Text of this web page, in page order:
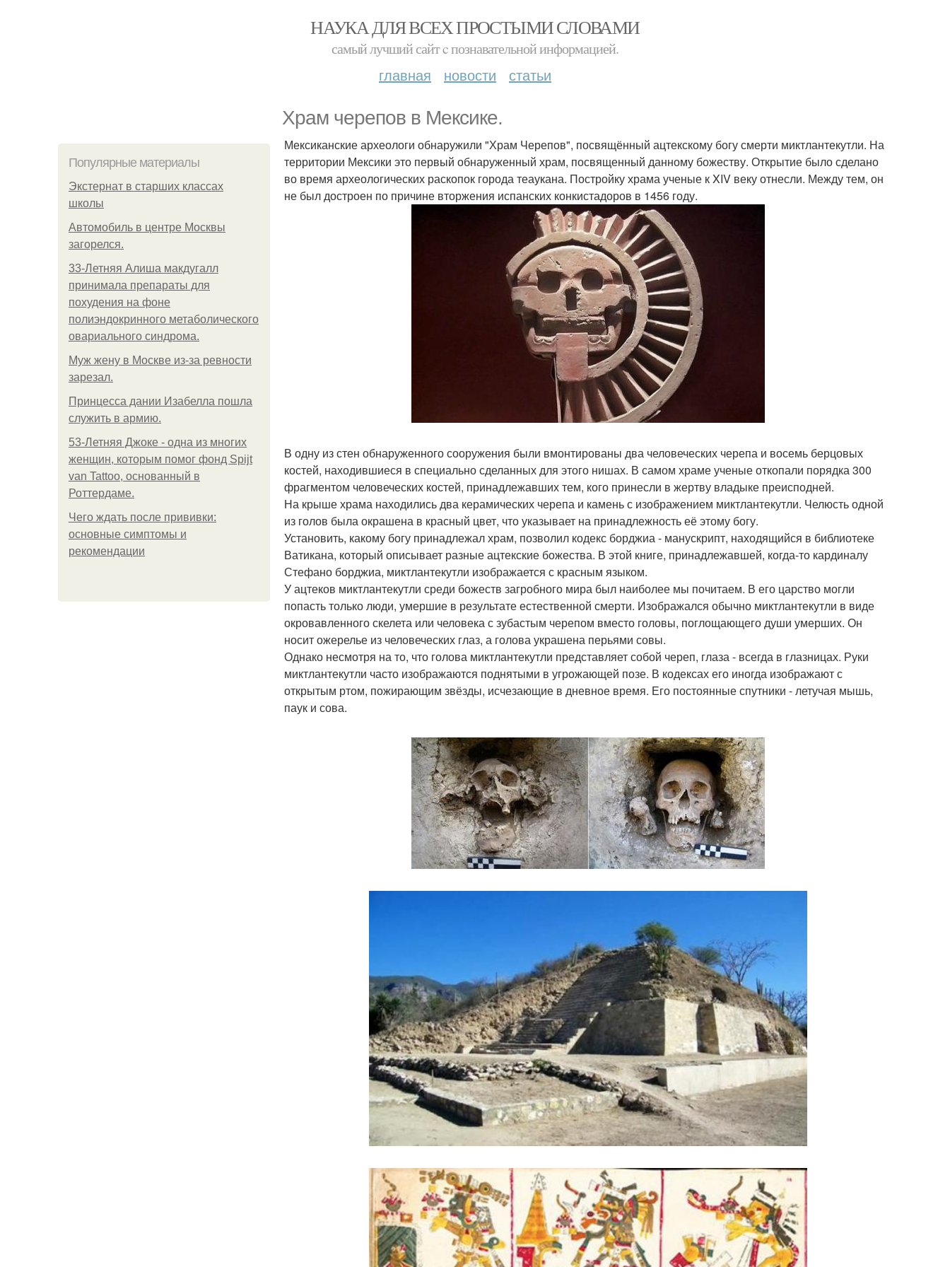
НАУКА ДЛЯ ВСЕХ ПРОСТЫМИ СЛОВАМИ
самый лучший сайт c познавательной информацией.
главная новости статьи
Храм черепов в Мексике.
Популярные материалы
Экстернат в старших классах
школы
Автомобиль в центре Москвы
загорелся.
33-Летняя Алиша макдугалл
принимала препараты для
похудения на фоне
полиэндокринного метаболического
овариального синдрома.
Mуж жену в Москве из-за ревности
зарезал.
Принцесса дании Изабелла пошла
служить в армию.
53-Летняя Джоке - одна из многих
женщин, которым помог фонд Spijt
van Tattoo, основанный в
Роттердаме.
Чего ждать после прививки:
основные симптомы и
рекомендации
Мексиканские археологи обнаружили "Храм Черепов", посвящённый ацтекскому богу смерти миктлантекутли. На
территории Мексики это первый обнаруженный храм, посвященный данному божеству. Открытие было сделано
во время археологических раскопок города теаукана. Постройку храма ученые к XIV веку отнесли. Между тем, он
не был достроен по причине вторжения испанских конкистадоров в 1456 году.
В одну из стен обнаруженного сооружения были вмонтированы два человеческих черепа и восемь берцовых
костей, находившиеся в специально сделанных для этого нишах. В самом храме ученые откопали порядка 300
фрагментом человеческих костей, принадлежавших тем, кого принесли в жертву владыке преисподней.
На крыше храма находились два керамических черепа и камень с изображением миктлантекутли. Челюсть одной
из голов была окрашена в красный цвет, что указывает на принадлежность её этому богу.
Установить, какому богу принадлежал храм, позволил кодекс борджиа - манускрипт, находящийся в библиотеке
Ватикана, который описывает разные ацтекские божества. В этой книге, принадлежавшей, когда-то кардиналу
Стефано борджиа, миктлантекутли изображается с красным языком.
У ацтеков миктлантекутли среди божеств загробного мира был наиболее мы почитаем. В его царство могли
попасть только люди, умершие в результате естественной смерти. Изображался обычно миктлантекутли в виде
окровавленного скелета или человека с зубастым черепом вместо головы, поглощающего души умерших. Он
носит ожерелье из человеческих глаз, а голова украшена перьями совы.
Однако несмотря на то, что голова миктлантекутли представляет собой череп, глаза - всегда в глазницах. Руки
миктлантекутли часто изображаются поднятыми в угрожающей позе. В кодексах его иногда изображают с
открытым ртом, пожирающим звёзды, исчезающие в дневное время. Его постоянные спутники - летучая мышь,
паук и сова.